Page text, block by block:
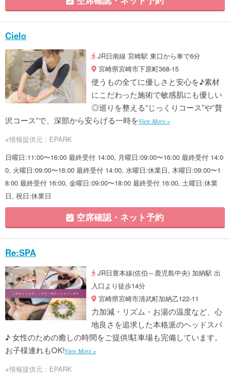
Cielo
JR日南線 宮崎駅 東口から車で6分
宮崎県宮崎市下原町368-15
使うもの全てに優しさと安心を♪素材
にこだわった施術で敏感肌にも優しい
◎巡りを整える“じっくりコース”や“贅
沢コース”で、深部から安らげる一時をView More »
※情報提供元：EPARK
日曜日:11:00〜16:00 最終受付 14:00, 月曜日:09:00〜16:00 最終受付 14:0
0, 火曜日:09:00〜16:00 最終受付 14:00, 水曜日:休業日, 木曜日:09:00〜1
8:00 最終受付 16:00, 金曜日:09:00〜18:00 最終受付 16:00, 土曜日:休業
日, 祝日:休業日
空席確認・ネット予約
Re:SPA
JR日豊本線(佐伯～鹿児島中央) 加納駅 出
入口より徒歩14分
宮崎県宮崎市清武町加納乙122-11
力加減・リズム・お湯の温度など、心
地良さを追求した本格派のヘッドスパ
♪ 女性のための癒しの時間をご提供!駐車場も完備しています。
お子様連れもOK!View More »
※情報提供元：EPARK